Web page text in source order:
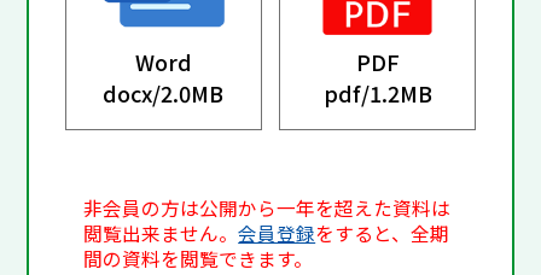
Word
docx/2.0MB
PDF
pdf/1.2MB
非会員の方は公開から一年を超えた資料は
閲覧出来ません。会員登録をすると、全期
間の資料を閲覧できます。